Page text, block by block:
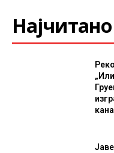
Најчитано